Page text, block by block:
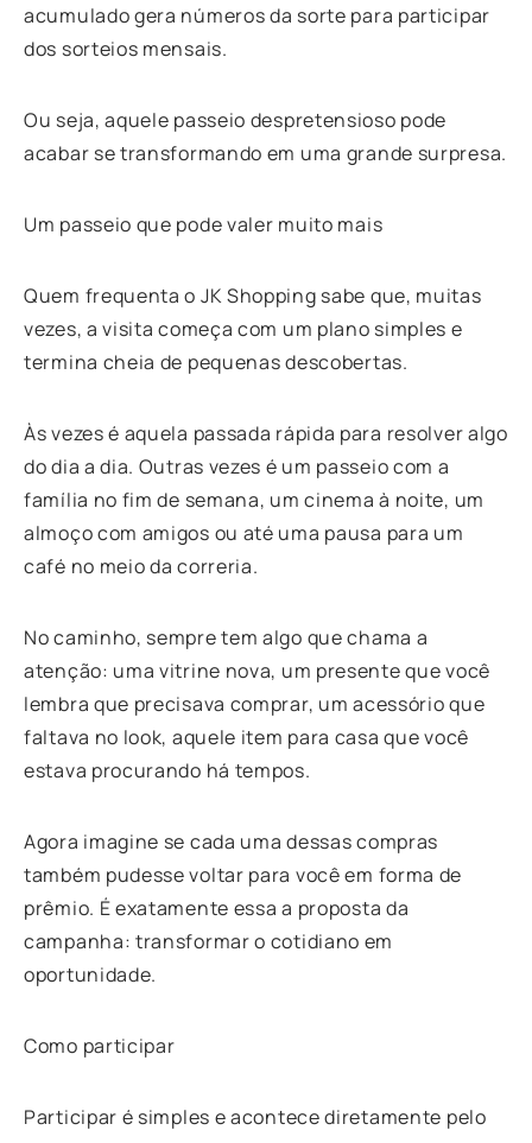
acumulado gera números da sorte para participar
dos sorteios mensais.
Ou seja, aquele passeio despretensioso pode
acabar se transformando em uma grande surpresa.
Um passeio que pode valer muito mais
Quem frequenta o JK Shopping sabe que, muitas
vezes, a visita começa com um plano simples e
termina cheia de pequenas descobertas.
Às vezes é aquela passada rápida para resolver algo
do dia a dia. Outras vezes é um passeio com a
família no fim de semana, um cinema à noite, um
almoço com amigos ou até uma pausa para um
café no meio da correria.
No caminho, sempre tem algo que chama a
atenção: uma vitrine nova, um presente que você
lembra que precisava comprar, um acessório que
faltava no look, aquele item para casa que você
estava procurando há tempos.
Agora imagine se cada uma dessas compras
também pudesse voltar para você em forma de
prêmio. É exatamente essa a proposta da
campanha: transformar o cotidiano em
oportunidade.
Como participar
Participar é simples e acontece diretamente pelo